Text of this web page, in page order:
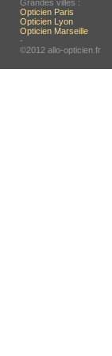
Grandes villes :
Opticien Paris
Opticien Lyon
Opticien Marseille
-
©2012 allo-opticien.fr